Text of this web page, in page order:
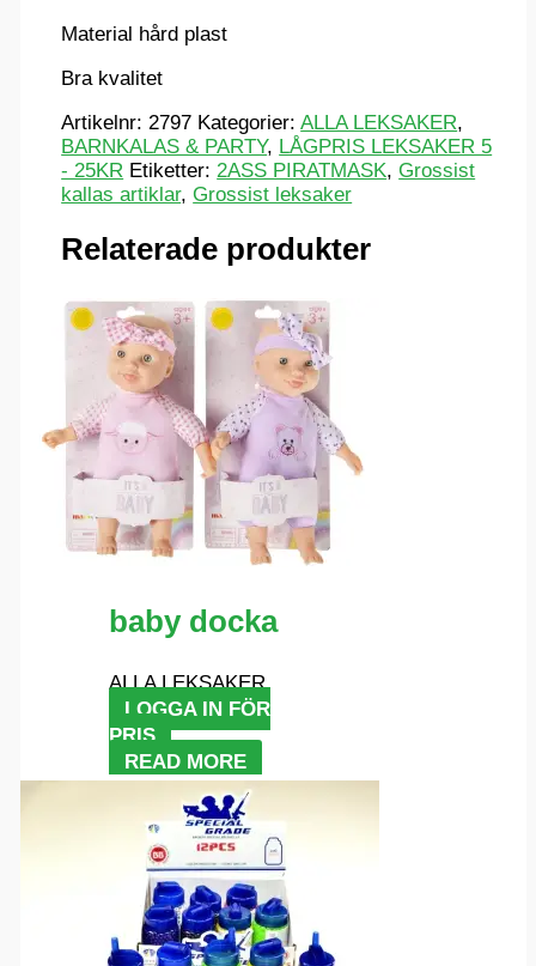
Material hård plast
Bra kvalitet
Artikelnr: 2797 Kategorier:ALLA LEKSAKER,
BARNKALAS & PARTY, LÅGPRIS LEKSAKER 5
- 25KR Etiketter: 2ASS PIRATMASK, Grossist
kallas artiklar, Grossist leksaker
Relaterade produkter
baby docka
ALLA LEKSAKER
LOGGA IN FÖR
PRIS
READ MORE